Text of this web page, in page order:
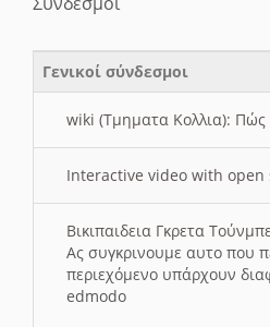
Γενικοί σύνδεσμοι
wiki (Τμηματα Κολλια):
Interactive video with open
Βικιπαιδεια Γκρετα
Ας συγκρινουμε αυτο που
περιεχόμενο υπάρχουν
edmodo